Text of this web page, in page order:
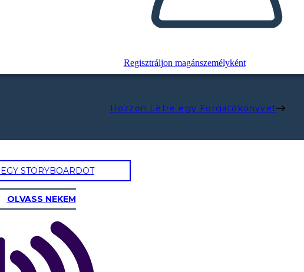
Regisztráljon magánszemélyként
Hozzon Létre egy Forgatókönyvet
STORYBOARDOT
OLVASS NEKEM